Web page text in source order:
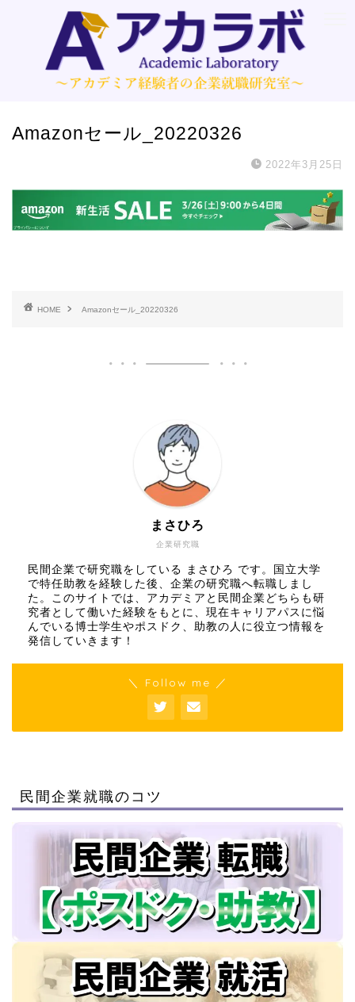
Amazonセール_20220326
2022年3月25日
HOME Amazonセール_20220326
企業研究職
まさひろ
民間企業で研究職をしている まさひろ です。国立大学
で特任助教を経験した後、企業の研究職へ転職しまし
た。このサイトでは、アカデミアと民間企業どちらも研
究者として働いた経験をもとに、現在キャリアパスに悩
んでいる博士学生やポスドク、助教の人に役立つ情報を
発信していきます！
＼ Follow me ／
民間企業就職のコツ